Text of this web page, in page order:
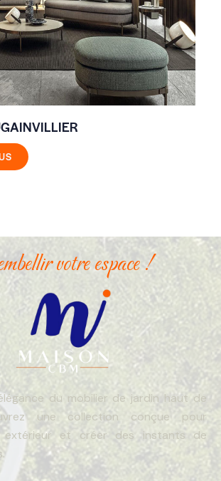
votre espace !
du mobilier de jardin haut de
une collection conçue pour
extérieur et créer des instants de